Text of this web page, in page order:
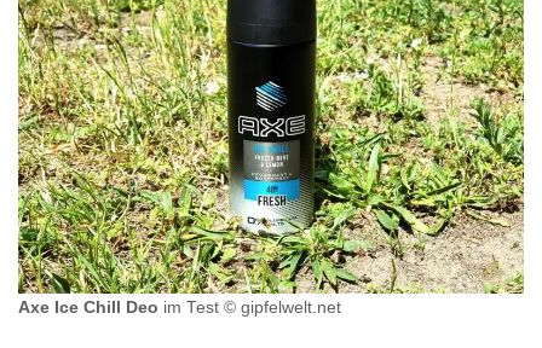
Axe Ice Chill Deo im Test © gipfelwelt.net